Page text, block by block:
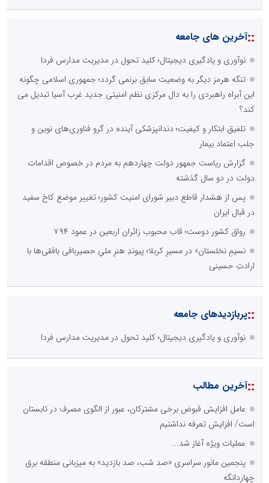
::آخرین های جامعه
نوآوری و یادگیری دیجیتال؛ کلید تحول در مدیریت مدارس فردا
تنگه هرمز دیگر به وضعیت سابق برنمی گردد؛ جمهوری اسلامی چگونه
این آبراه راهبردی را به دال مرکزی نظم امنیتی جدید غرب آسیا تبدیل می
کند؟
تلفیق ابتکار و کیفیت؛ دندانپزشکی آینده در گرو فناوری‌های نوین و
جلب اعتماد بیمار
گزارش ریاست جمهور دولت چهاردهم به مردم در خصوص اقدامات
دولت در دو سال گذشته
پس از هشدار قاطع دبیر شورای امنیت کشور؛ تغییر موضع کاخ سفید
در قبال ایران
رواق کشور دوست؛ قاب محبوب زائران اربعین در عمود ۷۹۴
نسیمِ نخلستان» در مسیرِ کربلا؛ پیوندِ هنرِ ملیِ حصیربافی بافقی‌ها با
ارادتِ حسینی
::پربازدیدهای جامعه
نوآوری و یادگیری دیجیتال؛ کلید تحول در مدیریت مدارس فردا
::آخرین مطالب
عامل افزایش قبوض برخی مشترکان، عبور از الگوی مصرف در تابستان
است/ افزایش تعرفه نداشتیم
عملیات ویژه آغاز شد...
پنجمین مانور سراسری «صد شب، صد بازدید» به میزبانی منطقه برق
چهاردانگه